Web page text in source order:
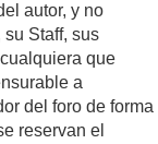
autor, y no
Staff, sus
que
a
del foro de forma
reservan el